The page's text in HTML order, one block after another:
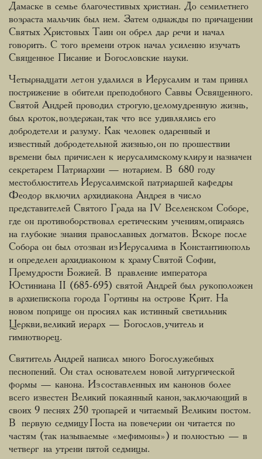
Дамаске в семье благочестивых христиан. До семилетнего
возраста мальчик был нем. Затем однажды по причащении
Святых Христовых Таин он обрел дар речи и начал
говорить. С того времени отрок начал усиленно изучать
Священное Писание и Богословские науки.
Четырнадцати лет он удалился в Иерусалим и там принял
пострижение в обители преподобного Саввы Освященного.
Святой Андрей проводил строгую, целомудренную жизнь,
был кроток, воздержан, так что все удивлялись его
добродетели и разуму. Как человек одаренный и
известный добродетельной жизнью, он по прошествии
времени был причислен к иерусалимскому клиру и назначен
секретарем Патриархии — нотарием. В 680 году
местоблюститель Иерусалимской патриаршей кафедры
Феодор включил архидиакона Андрея в число
представителей Святого Града на IV Вселенском Соборе,
где он противоборствовал еретическим учениям, опираясь
на глубокие знания православных догматов. Вскоре после
Собора он был отозван из Иерусалима в Константинополь
и определен архидиаконом к храму Святой Софии,
Премудрости Божией. В правление императора
Юстиниана II (685-695) святой Андрей был рукоположен
в архиепископа города Гортины на острове Крит. На
новом поприще он просиял как истинный светильник
Церкви, великий иерарх — Богослов, учитель и
гимнотворец.
Святитель Андрей написал много Богослужебных
песнопений. Он стал основателем новой литургической
формы — канона. Из составленных им канонов более
всего известен Великий покаянный канон, заключающий в
своих 9 песнях 250 тропарей и читаемый Великим постом.
В первую седмицу Поста на повечерии он читается по
частям (так называемые «мефимоны») и полностью — в
четверг на утрени пятой седмицы.